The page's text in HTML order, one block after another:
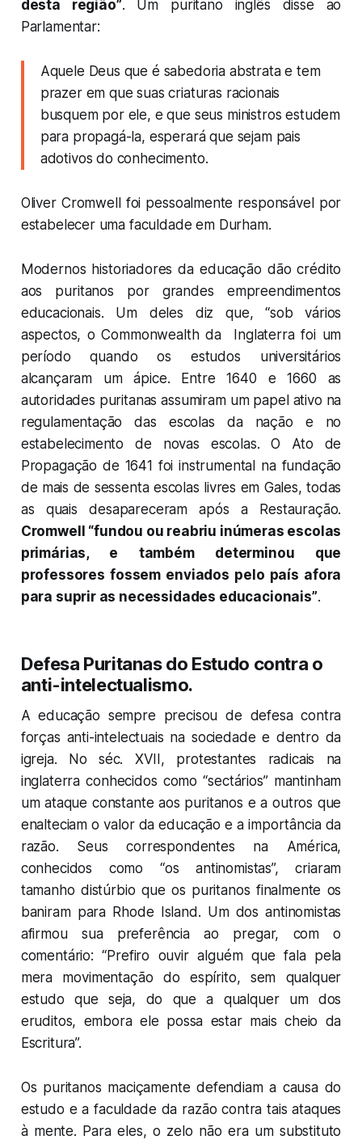
desta região”. Um puritano inglês disse ao
Parlamentar:
Aquele Deus que é sabedoria abstrata e tem
prazer em que suas criaturas racionais
busquem por ele, e que seus ministros estudem
para propagá-la, esperará que sejam pais
adotivos do conhecimento.
Oliver Cromwell foi pessoalmente responsável por
estabelecer uma faculdade em Durham.
Modernos historiadores da educação dão crédito
aos puritanos por grandes empreendimentos
educacionais. Um deles diz que, “sob vários
aspectos, o Commonwealth da Inglaterra foi um
período quando os estudos universitários
alcançaram um ápice. Entre 1640 e 1660 as
autoridades puritanas assumiram um papel ativo na
regulamentação das escolas da nação e no
estabelecimento de novas escolas. O Ato de
Propagação de 1641 foi instrumental na fundação
de mais de sessenta escolas livres em Gales, todas
as quais desapareceram após a Restauração.
Cromwell “fundou ou reabriu inúmeras escolas
primárias, e também determinou que
professores fossem enviados pelo país afora
para suprir as necessidades educacionais”.
Defesa Puritanas do Estudo contra o
anti-intelectualismo.
A educação sempre precisou de defesa contra
forças anti-intelectuais na sociedade e dentro da
igreja. No séc. XVII, protestantes radicais na
inglaterra conhecidos como “sectários” mantinham
um ataque constante aos puritanos e a outros que
enalteciam o valor da educação e a importância da
razão. Seus correspondentes na América,
conhecidos como “os antinomistas”, criaram
tamanho distúrbio que os puritanos finalmente os
baniram para Rhode Island. Um dos antinomistas
afirmou sua preferência ao pregar, com o
comentário: “Prefiro ouvir alguém que fala pela
mera movimentação do espírito, sem qualquer
estudo que seja, do que a qualquer um dos
eruditos, embora ele possa estar mais cheio da
Escritura”.
Os puritanos maciçamente defendiam a causa do
estudo e a faculdade da razão contra tais ataques
à mente. Para eles, o zelo não era um substituto